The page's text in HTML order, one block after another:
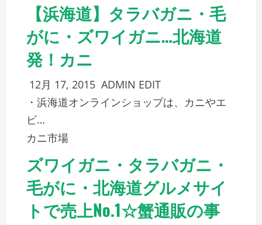
【浜海道】タラバガニ・毛
がに・ズワイガニ…北海道
発！カニ
12月 17, 2015 ADMIN EDIT
・浜海道オンラインショップは、カニやエ
ビ…
カニ市場
ズワイガニ・タラバガニ・
毛がに・北海道グルメサイ
トで売上No.1☆蟹通販の事